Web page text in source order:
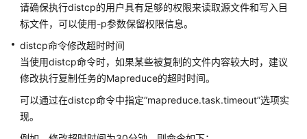
务
等
级
协
议
（SLA）
白
皮
请确保执行distcp的用户具有足够的权限来读取源文件和写入目
标文件，可以使用-p参数保留权限信息。
distcp命令修改超时时间
当使用distcp命令时，如果某些被复制的文件内容较大时，建议
修改执行复制任务的Mapreduce的超时时间。
可以通过在distcp命令中指定“mapreduce.task.timeout”选项实
现。